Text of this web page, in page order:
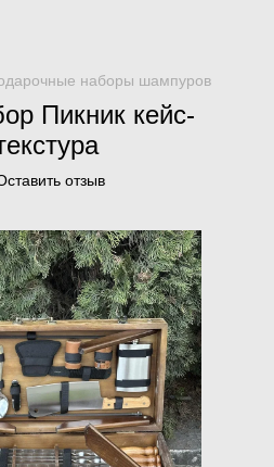
наборы шампуров
Пикник кейс-
отзыв